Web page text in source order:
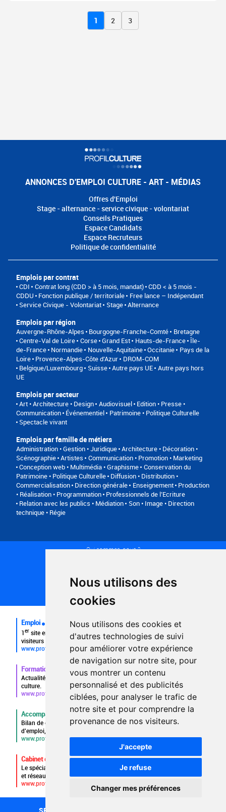
Nous utilisons des
cookies
Nous utilisons des cookies et
d'autres technologies de suivi
pour améliorer votre expérience
de navigation sur notre site, pour
vous montrer un contenu
personnalisé et des publicités
ciblées, pour analyser le trafic de
notre site et pour comprendre la
provenance de nos visiteurs.
J'accepte
Je refuse
Changer mes préférences
1 2 3
ANNONCES D'EMPLOI CULTURE - ART - MÉDIAS
Offres d'Emploi
Stage - alternance - service civique - volontariat
Conseils Pratiques
Espace Candidats
Espace Recruteurs
Politique de confidentialité
Emplois par contrat
CDI Contrat long (CDD > à 5 mois, mandat) CDD < à 5 mois -
CDDU
Fonction publique / territoriale
Free lance – Indépendant
Service Civique - Volontariat
Stage Alternance
Emplois par région
Auvergne-Rhône-Alpes Bourgogne-Franche-Comté
Bretagne
Centre-Val de Loire Corse Grand Est Hauts-de-France Île-
de-France Normandie Nouvelle-Aquitaine Occitanie
Pays de la
Loire Provence-Alpes-Côte d'Azur
DROM-COM
Belgique/Luxembourg
Suisse Autre pays UE Autre pays hors
UE
Emplois par secteur
Art • Architecture • Design Audiovisuel Edition • Presse •
Communication Événementiel
Patrimoine • Politique Culturelle
Spectacle vivant
Emplois par famille de métiers
Administration • Gestion • Juridique Architecture • Décoration •
Scénographie Artistes
Communication • Promotion • Marketing
Conception web • Multimédia • Graphisme Conservation du
Patrimoine • Politique Culturelle Diffusion • Distribution •
Commercialisation Direction générale Enseignement Production
• Réalisation • Programmation Professionnels de l’Ecriture
Relation avec les publics • Médiation
Son • Image • Direction
technique • Régie
Qui sommes-nous ?
Plan du site
FAQ recruteurs
FAQ
Emploi
1er site emploi du secteur culturel 784.000 visites et 230.000
visiteurs uniques par mois.
www.profilculture.com
Formation
Actualités, guide et annuaire des formations aux métiers de la
culture.
www.profilculture-formation.com
Accompagnement professionnel
Bilan de compétences, coaching, techniques de recherche
d'emploi, entretien conseil.
www.profilculture-competences.com
Cabinet de recrutement
Le spécialiste du secteur culturel, une cvthèque de 86.000 CV
et réseau unique de professionnels.
www.profilculture-conseil.com/cabinet-recrutement